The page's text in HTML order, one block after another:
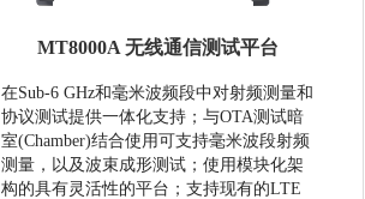
MT8000A 无线通信测试平台
在Sub-6 GHz和毫米波频段中对射频测量和
协议测试提供一体化支持；与OTA测试暗
室(Chamber)结合使用可支持毫米波段射频
测量，以及波束成形测试；使用模块化架
构的具有灵活性的平台；支持现有的LTE